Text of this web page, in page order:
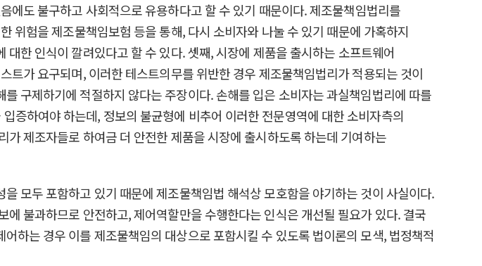
도 불구하고 사회적으로 유용하다고 할 수 있기 때문이다. 제조물책임법리를
위험을 제조물책임보험 등을 통해, 다시 소비자와 나눌 수 있기 때문에 가혹하지
한 인식이 깔려있다고 할 수 있다. 셋째, 시장에 제품을 출시하는 소프트웨어
가 요구되며, 이러한 테스트의무를 위반한 경우 제조물책임법리가 적용되는 것이
구제하기에 적절하지 않다는 주장이다. 손해를 입은 소비자는 과실책임법리에 따를
하여야 하는데, 정보의 불균형에 비추어 이러한 전문영역에 대한 소비자측의
제조자들로 하여금 더 안전한 제품을 시장에 출시하도록 하는데 기여하는
모두 포함하고 있기 때문에 제조물책임법 해석상 모호함을 야기하는 것이 사실이다.
불과하므로 안전하고, 제어역할만을 수행한다는 인식은 개선될 필요가 있다. 결국
하는 경우 이를 제조물책임의 대상으로 포함시킬 수 있도록 법이론의 모색, 법정책적